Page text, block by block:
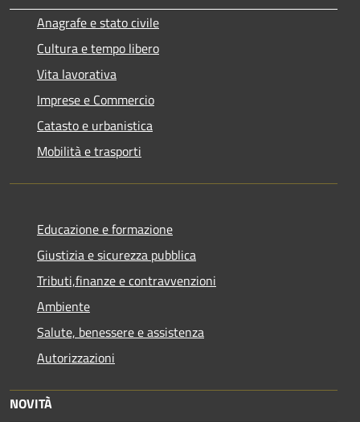
Anagrafe e stato civile
Cultura e tempo libero
Vita lavorativa
Imprese e Commercio
Catasto e urbanistica
Mobilità e trasporti
Educazione e formazione
Giustizia e sicurezza pubblica
Tributi,finanze e contravvenzioni
Ambiente
Salute, benessere e assistenza
Autorizzazioni
NOVITÀ